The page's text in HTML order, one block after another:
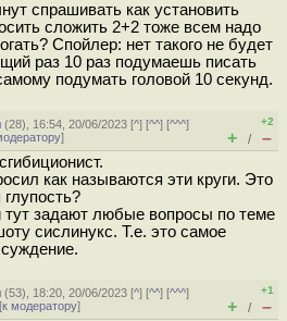
спрашивать как установить
сложить 2+2 тоже всем надо
Спойлер: нет такого не будет
раз 10 раз подумаешь писать
подумать головой 10 секунд.
(28), 16:54, 20/06/2023 [^] [^^] [^^^]
]
+2
+ / –
как называются эти круги. Это
задают любые вопросы по теме
сислинукс. Т.е. это самое
(53), 18:20, 20/06/2023 [^] [^^] [^^^]
к модератору]
+1
+ / –